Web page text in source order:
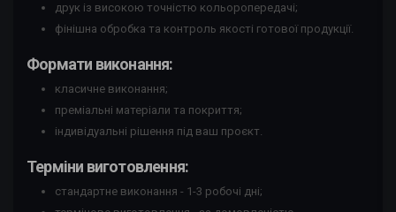
друк із високою точністю кольоропередачі;
фінішна обробка та контроль якості готової продукції.
Формати виконання:
класичне виконання;
преміальні матеріали та покриття;
індивідуальні рішення під ваш проєкт.
Терміни виготовлення:
стандартне виконання - 1-3 робочі дні;